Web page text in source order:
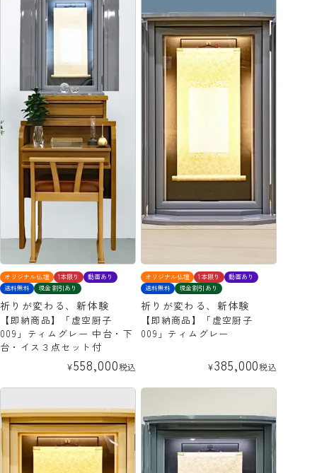
オリジナル仏壇 1本限り
動画あり
送料無料
現金割引あり
祈りが変わる、新体験
【即納商品】「虚空厨子
009」ティムグレー 中台・下
台・イス３点セット付
¥558,000税込
オリジナル仏壇 1本限り
動画あり
送料無料
現金割引あり
祈りが変わる、新体験
【即納商品】「虚空厨子
009」ティムグレー
¥385,000税込